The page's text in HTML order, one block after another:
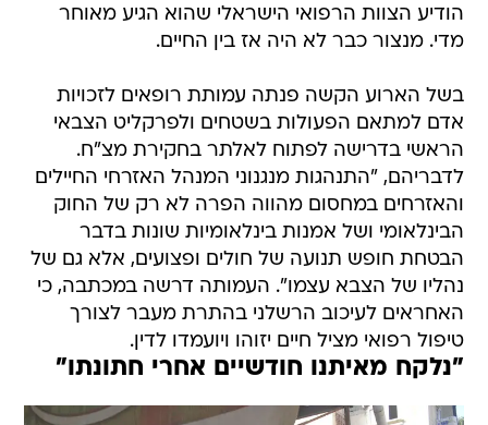
הודיע הצוות הרפואי הישראלי שהוא הגיע מאוחר
מדי. מנצור כבר לא היה אז בין החיים.
בשל הארוע הקשה פנתה עמותת רופאים לזכויות
אדם למתאם הפעולות בשטחים ולפרקליט הצבאי
הראשי בדרישה לפתוח לאלתר בחקירת מצ"ח.
לדבריהם, "התנהגות מנגנוני המנהל האזרחי החיילים
והאזרחים במחסום מהווה הפרה לא רק של החוק
הבינלאומי ושל אמנות בינלאומיות שונות בדבר
הבטחת חופש תנועה של חולים ופצועים, אלא גם של
נהליו של הצבא עצמו". העמותה דרשה במכתבה, כי
האחראים לעיכוב הרשלני בהתרת מעבר לצורך
טיפול רפואי מציל חיים יזוהו ויועמדו לדין.
"נלקח מאיתנו חודשיים אחרי חתונתו"